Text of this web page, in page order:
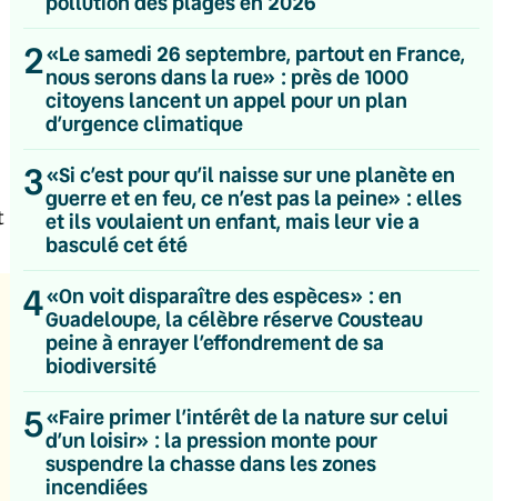
2«Le samedi 26 septembre, partout en France,
nous serons dans la rue» : près de 1000
citoyens lancent un appel pour un plan
d’urgence climatique
3«Si c’est pour qu’il naisse sur une planète en
guerre et en feu, ce n’est pas la peine» : elles
et ils voulaient un enfant, mais leur vie a
basculé cet été
4«On voit disparaître des espèces» : en
Guadeloupe, la célèbre réserve Cousteau
peine à enrayer l’effondrement de sa
biodiversité
5«Faire primer l’intérêt de la nature sur celui
d’un loisir» : la pression monte pour
suspendre la chasse dans les zones
incendiées
💌 Inscrivez-vous à nos newsletters
Quotidienne
Du lundi au vendredi
Hebdomadaire
Le samedi
Chaleurs Actuelles